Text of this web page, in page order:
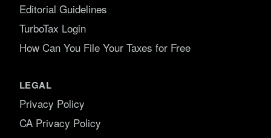
Editorial Guidelines
TurboTax Login
How Can You File Your Taxes for Free
LEGAL
Privacy Policy
CA Privacy Policy